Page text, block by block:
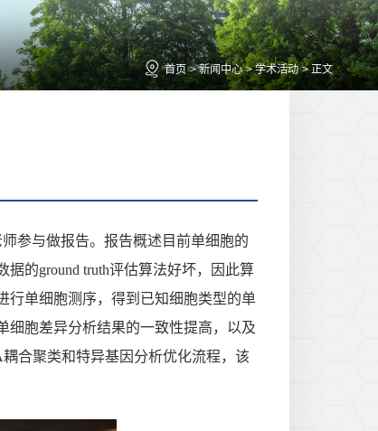
首页 > 新闻中心 > 学术活动 > 正文
参与做报告。报告概述目前单细胞的
的ground truth评估算法好坏，因此算
行单细胞测序，得到已知细胞类型的单
细胞差异分析结果的一致性提高，以及
合聚类和特异基因分析优化流程，该